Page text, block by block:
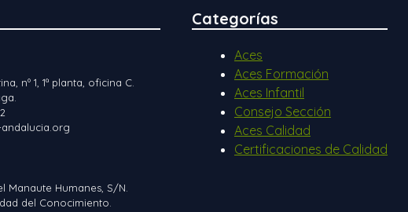
nº 1, 1ª planta, oficina C.
Manaute Humanes, S/N.
del Conocimiento.
Categorías
Aces
Aces Formación
Aces Infantil
Consejo Sección
Aces Calidad
Certificaciones de Calidad